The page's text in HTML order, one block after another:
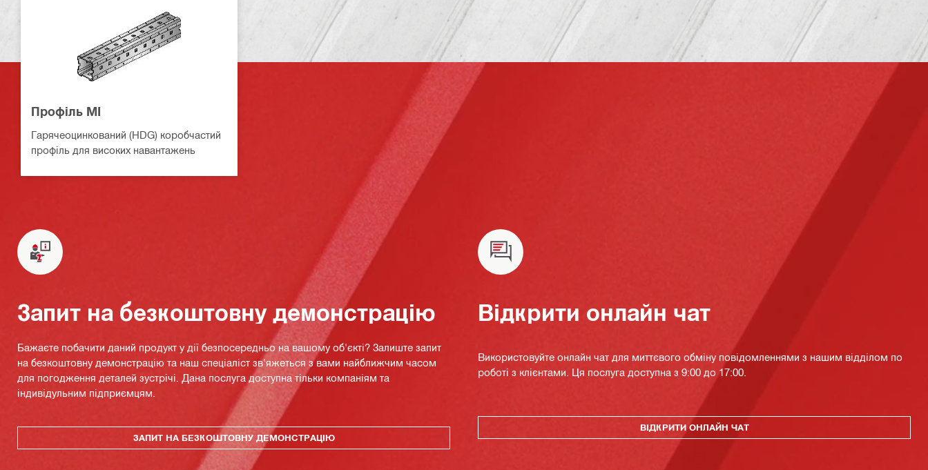
Профіль MI
Гарячеоцинкований (HDG) коробчастий
профіль для високих навантажень
Запит на безкоштовну демонстрацію
Бажаєте побачити даний продукт у дії безпосередньо на вашому об'єкті? Залиште запит
на безкоштовну демонстрацію та наш спеціаліст зв'яжеться з вами найближчим часом
для погодження деталей зустрічі. Дана послуга доступна тільки компаніям та
індивідульним підприємцям.
ЗАПИТ НА БЕЗКОШТОВНУ ДЕМОНСТРАЦІЮ
Відкрити онлайн чат
Використовуйте онлайн чат для миттєвого обміну повідомленнями з нашим відділом по
роботі з клієнтами. Ця послуга доступна з 9:00 до 17:00.
ВІДКРИТИ ОНЛАЙН ЧАТ